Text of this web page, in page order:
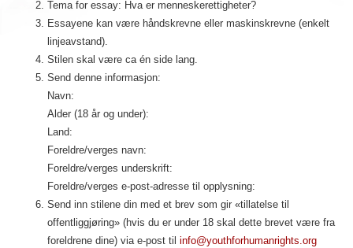
Støtteerklæringer
program implementering
Konkurranser
Tema for essay: Hva er menneskerettigheter?
Essayene kan være håndskrevne eller maskinskrevne (enkelt
linjeavstand).
Stilen skal være ca én side lang.
Send denne informasjon:
Navn:
Alder (18 år og under):
Land:
Foreldre/verges navn:
Foreldre/verges underskrift:
Foreldre/verges e-post-adresse til opplysning:
Send inn stilene din med et brev som gir «tillatelse til
offentliggjøring» (hvis du er under 18 skal dette brevet være fra
foreldrene dine) via e-post til info@youthforhumanrights.org